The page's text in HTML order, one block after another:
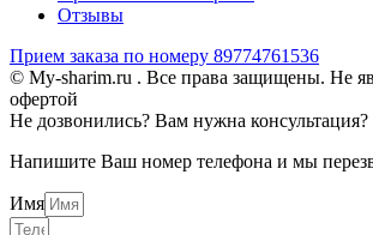
Отзывы
Прием заказа по номеру 89774761536
© My-sharim.ru . Все права защищены. Не
офертой
Не дозвонились? Вам нужна консультация?
Напишите Ваш номер телефона и мы
Имя